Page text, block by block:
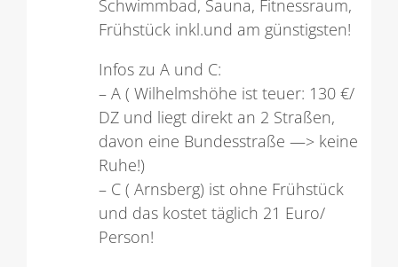
Schwimmbad, Sauna, Fitnessraum,
Frühstück inkl.und am günstigsten!
Infos zu A und C:
– A ( Wilhelmshöhe ist teuer: 130 €/
DZ und liegt direkt an 2 Straßen,
davon eine Bundesstraße —> keine
Ruhe!)
– C ( Arnsberg) ist ohne Frühstück
und das kostet täglich 21 Euro/
Person!